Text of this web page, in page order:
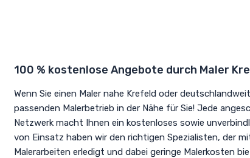
100 % kostenlose Angebote durch Maler
Wenn Sie einen Maler nahe Krefeld oder
passenden Malerbetrieb in der Nähe für Sie! Jede
Netzwerk macht Ihnen ein kostenloses sowie
von Einsatz haben wir den richtigen Spezialisten, der
Malerarbeiten erledigt und dabei geringe Malerkosten